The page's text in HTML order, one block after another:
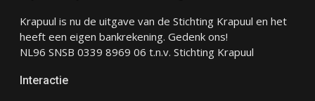
Krapuul is nu de uitgave van de Stichting Krapuul en het
heeft een eigen bankrekening. Gedenk ons!
NL96 SNSB 0339 8969 06 t.n.v. Stichting Krapuul
Interactie